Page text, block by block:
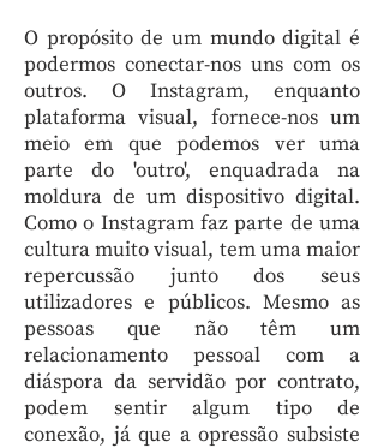
O propósito de um mundo digital é
podermos conectar-nos uns com os
outros. O Instagram, enquanto
plataforma visual, fornece-nos um
meio em que podemos ver uma
parte do 'outro', enquadrada na
moldura de um dispositivo digital.
Como o Instagram faz parte de uma
cultura muito visual, tem uma maior
repercussão junto dos seus
utilizadores e públicos. Mesmo as
pessoas que não têm um
relacionamento pessoal com a
diáspora da servidão por contrato,
podem sentir algum tipo de
conexão, já que a opressão subsiste